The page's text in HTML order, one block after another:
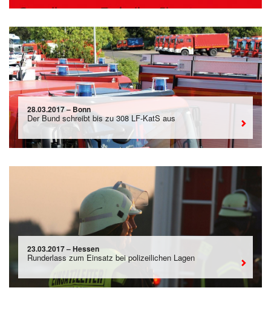
28.03.2017 – Bonn
Der Bund schreibt bis zu 308 LF-KatS aus
23.03.2017 – Hessen
Runderlass zum Einsatz bei polizeilichen Lagen